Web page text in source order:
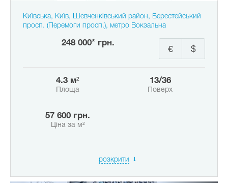
Київська, Київ, Шевченківський район, Берестейський
просп. (Перемоги просп.), метро Вокзальна
248 000* грн.
$
€
4.3 м²
Площа
13/36
Поверх
57 600 грн.
Ціна за м²
розкрити